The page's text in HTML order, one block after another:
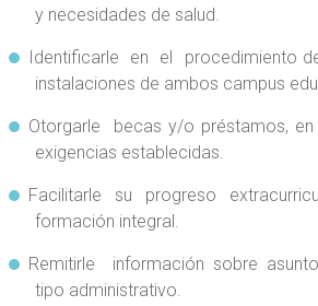
y necesidades de salud.
Identificarle en el procedimiento
instalaciones de ambos campus
Otorgarle becas y/o préstamos,
exigencias establecidas.
Facilitarle su progreso
formación integral.
Remitirle información sobre
tipo administrativo.